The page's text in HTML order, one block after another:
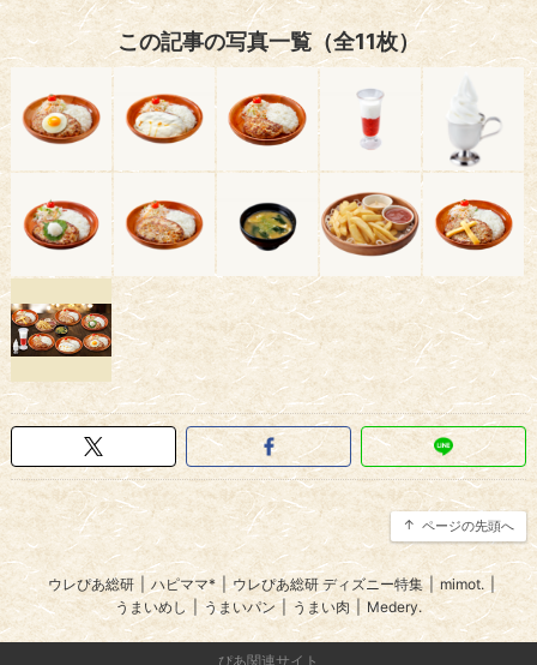
この記事の写真一覧（全11枚）
ページの先頭へ
ウレぴあ総研 ハピママ* | ウレぴあ総研 ディズニー特集 | mimot.
うまいめし
うまいパン | うまい肉 Medery.
ぴあ関連サイト